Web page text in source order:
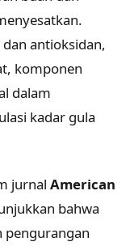
antioksidan,
komponen
dalam
kadar gula
jurnal American
bahwa
pengurangan